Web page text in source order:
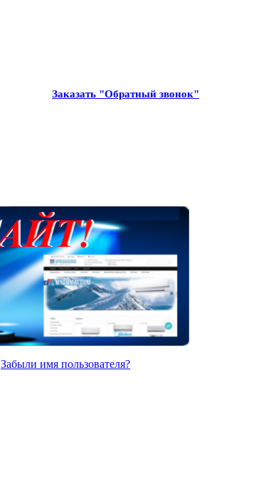
Заказать "Обратный звонок"
Забыли имя пользователя?